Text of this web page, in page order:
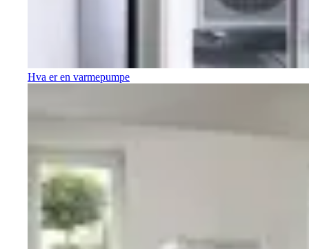
Hva er en varmepumpe